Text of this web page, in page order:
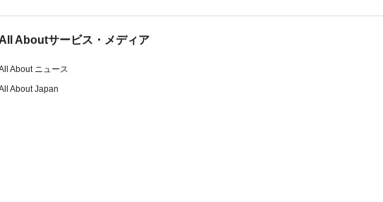
All Aboutサービス・メディア
About ニュース
About Japan